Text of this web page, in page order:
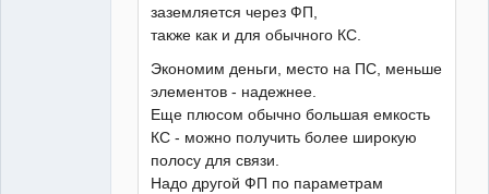
заземляется через ФП,
также как и для обычного КС.
Экономим деньги, место на ПС, меньше
элементов - надежнее.
Еще плюсом обычно большая емкость
КС - можно получить более широкую
полосу для связи.
Надо другой ФП по параметрам